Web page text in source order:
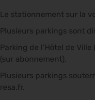
Le stationnement sur la
Plusieurs parkings sont
Parking de l’Hôtel de
(sur abonnement).
Plusieurs parkings
resa.fr.